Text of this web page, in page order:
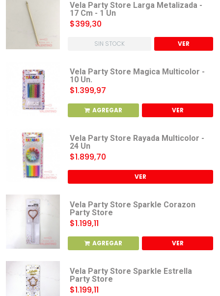
Vela Party Store Larga Metalizada -
17 Cm - 1 Un
$399,30
SIN STOCK VER
Vela Party Store Magica Multicolor -
10 Un.
$1.399,97
AGREGAR VER
Vela Party Store Rayada Multicolor -
24 Un
$1.899,70
VER
Vela Party Store Sparkle Corazon
Party Store
$1.199,11
AGREGAR VER
Vela Party Store Sparkle Estrella
Party Store
$1.199,11